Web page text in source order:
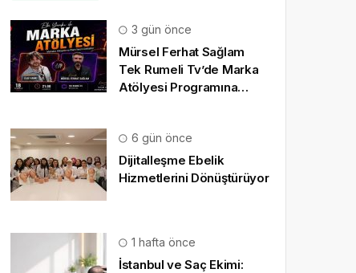
3 gün önce
Mürsel Ferhat Sağlam
Tek Rumeli Tv’de Marka
Atölyesi Programına
6 gün önce
Dijitalleşme Ebelik
Hizmetlerini Dönüştürüyor
1 hafta önce
İstanbul ve Saç Ekimi: